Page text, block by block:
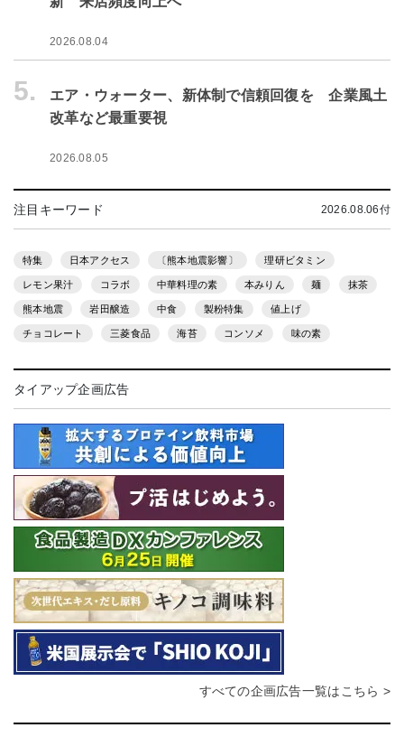
2026.08.04
5.
エア・ウォーター、新体制で信頼回復を 企業風土
改革など最重要視
2026.08.05
注目キーワード 2026.08.06付
特集 日本アクセス 〔熊本地震影響〕 理研ビタミン
レモン果汁 コラボ 中華料理の素 本みりん 麺 抹茶
熊本地震 岩田醸造 中食 製粉特集 値上げ
チョコレート 三菱食品 海苔 コンソメ 味の素
タイアップ企画広告
すべての企画広告一覧はこちら >